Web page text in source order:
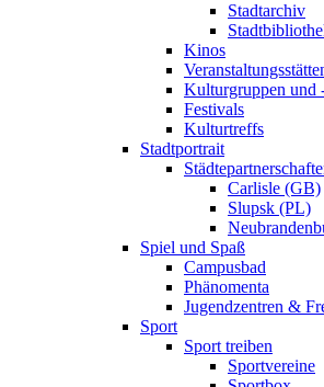
Stadtarchiv
Kinos
Kulturgruppen und
Festivals
Kulturtreffs
Stadtportrait
Carlisle (GB)
Slupsk (PL)
Spiel und Spaß
Campusbad
Phänomenta
Jugendzentren &
Sport
Sport treiben
Sportvereine